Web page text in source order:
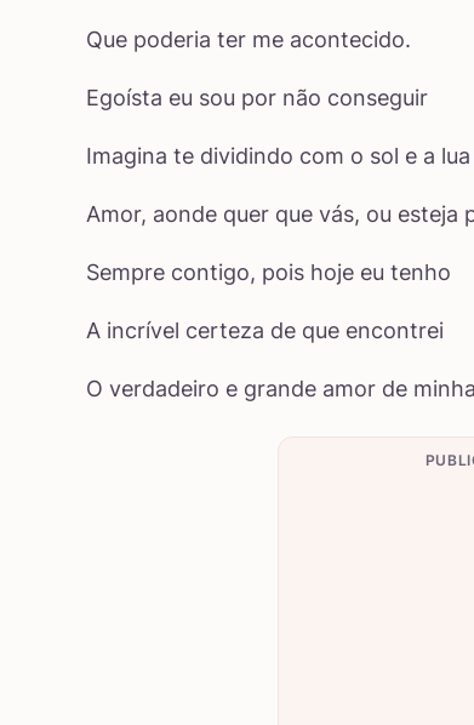
Que poderia ter me acontecido.
Egoísta eu sou por não conseguir
Imagina te dividindo com o sol e a lua
Amor, aonde quer que vás, ou esteja
Sempre contigo, pois hoje eu tenho
A incrível certeza de que encontrei
O verdadeiro e grande amor de